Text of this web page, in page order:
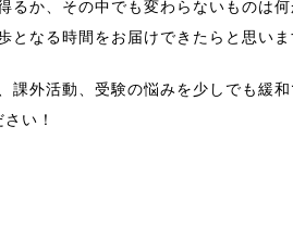
か、その中でも変わらないものは何
なる時間をお届けできたらと思いま
課外活動、受験の悩みを少しでも緩
い！